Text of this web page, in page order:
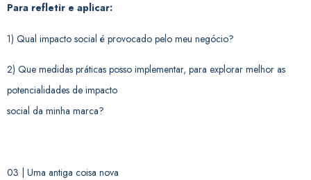
Para refletir e aplicar:
1) Qual impacto social é provocado pelo meu negócio?
2) Que medidas práticas posso implementar, para explorar melhor as
potencialidades de impacto
social da minha marca?
03 | Uma antiga coisa nova